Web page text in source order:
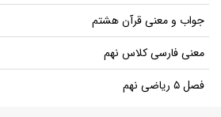
جواب و معنی قرآن هشتم
معنی فارسی کلاس نهم
فصل ۵ ریاضی نهم